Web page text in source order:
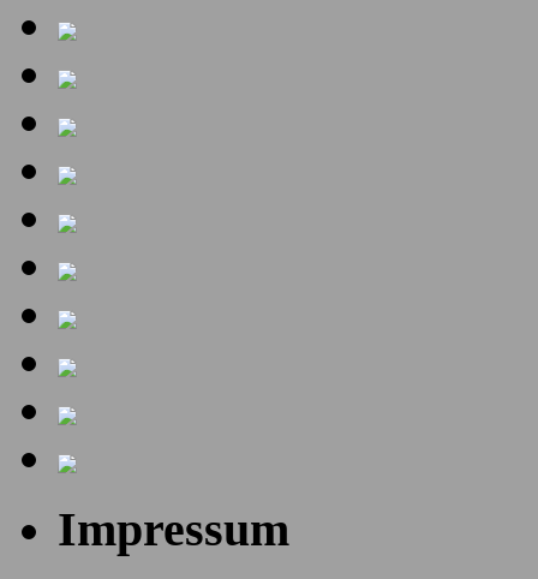
Impressum